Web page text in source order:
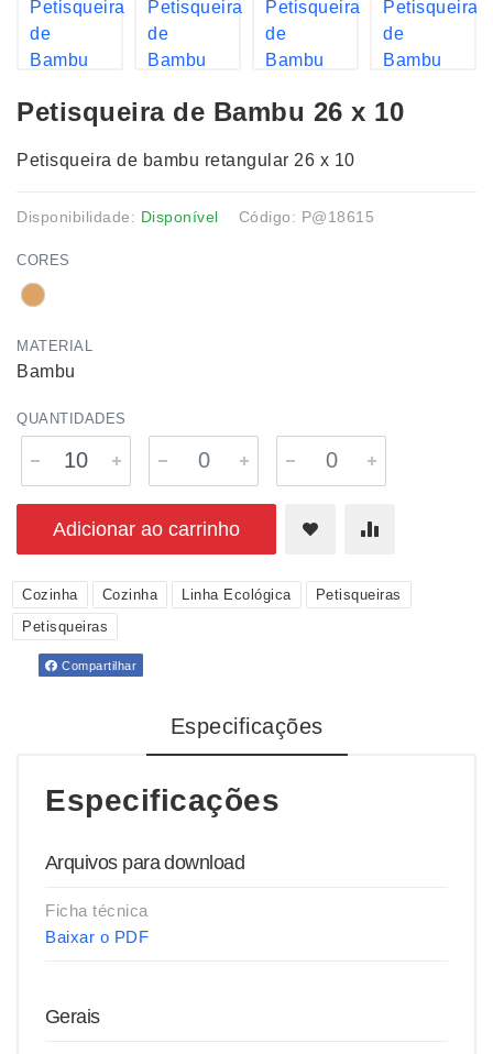
Petisqueira de Bambu 26 x 10
Petisqueira de bambu retangular 26 x 10
Disponibilidade: Disponível Código: P@18615
CORES
MATERIAL
Bambu
QUANTIDADES
Adicionar ao carrinho
Cozinha Cozinha Linha Ecológica
Petisqueiras
Petisqueiras
Compartilhar
Especificações
Especificações
Arquivos para download
Ficha técnica
Baixar o PDF
Gerais